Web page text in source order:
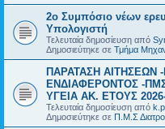
2ο Συμπόσιο νέων
Υπολογιστή
Τελευταία δημοσίευση από
Δημοσιεύτηκε σε Τμήμα
ΠΑΡΑΤΑΣΗ ΑΙΤΗΣΕΩΝ
ΕΝΔΙΑΦΕΡΟΝΤΟΣ -
ΥΓΕΙΑ AK. ETOYΣ
Τελευταία δημοσίευση από
Δημοσιεύτηκε σε Π.Μ.Σ